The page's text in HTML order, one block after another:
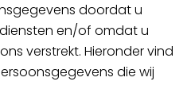
doordat u
en/of omdat u
verstrekt. Hieronder vind
die wij